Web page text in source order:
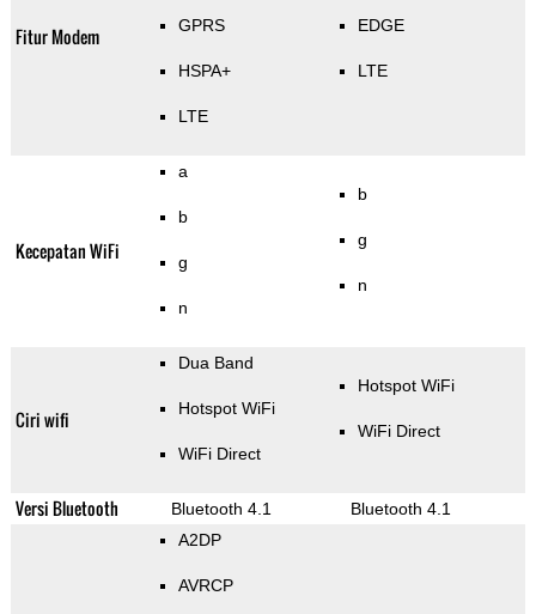
Fitur Modem GPRS
HSPA+
LTE
EDGE
LTE
Kecepatan WiFi
a
b
g
n
b
g
n
Ciri wifi
Dua Band
Hotspot WiFi
WiFi Direct
Hotspot WiFi
WiFi Direct
Versi Bluetooth Bluetooth 4.1 Bluetooth 4.1
A2DP
AVRCP